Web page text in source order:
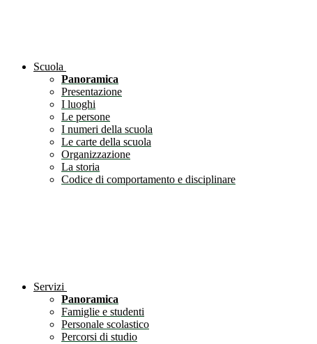
Scuola
Panoramica
Presentazione
I luoghi
Le persone
I numeri della scuola
Le carte della scuola
Organizzazione
La storia
Codice di comportamento e disciplinare
Servizi
Panoramica
Famiglie e studenti
Personale scolastico
Percorsi di studio